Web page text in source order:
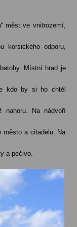
měst ve vnitrozemí,
korsického odporu,
Místní hrad je
kdo by si ho chtěl
nahoru. Na nádvoří
město a citadelu. Na
a pečivo.